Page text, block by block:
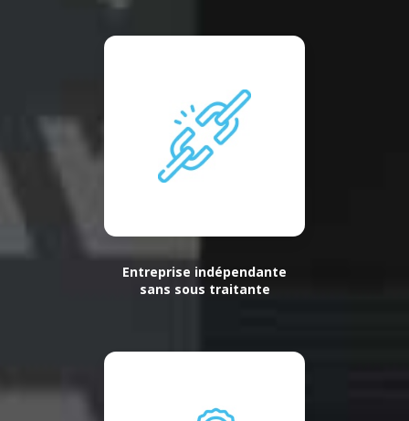
Entreprise indépendante
sans sous traitante